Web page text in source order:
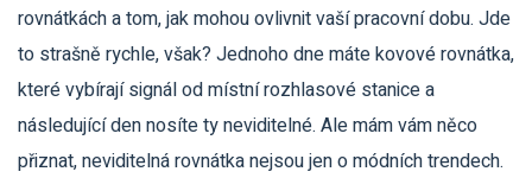
rovnátkách a tom, jak mohou ovlivnit vaší pracovní dobu. Jde
to strašně rychle, však? Jednoho dne máte kovové rovnátka,
které vybírají signál od místní rozhlasové stanice a
následující den nosíte ty neviditelné. Ale mám vám něco
přiznat, neviditelná rovnátka nejsou jen o módních trendech.